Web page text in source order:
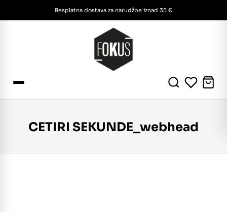
Besplatna dostava za narudžbe iznad 35 €
CETIRI SEKUNDE_webhead